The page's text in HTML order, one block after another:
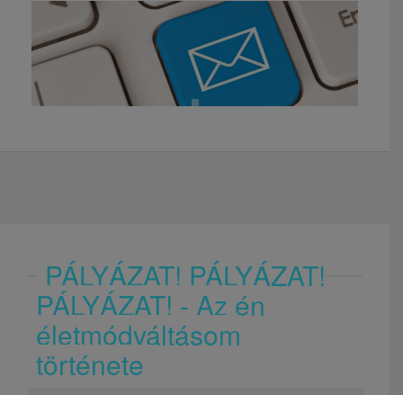
PÁLYÁZAT! PÁLYÁZAT!
PÁLYÁZAT! - Az én
életmódváltásom
története